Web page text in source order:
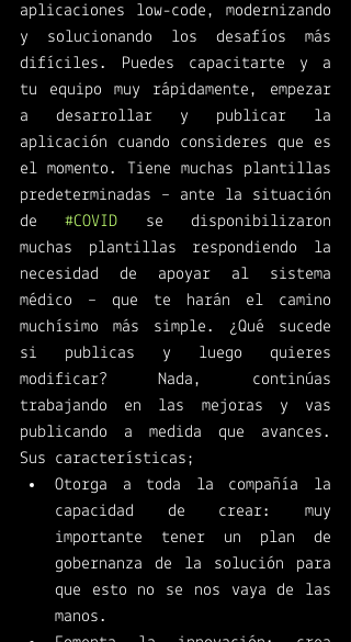
aplicaciones low-code, modernizando
y solucionando los desafíos más
difíciles. Puedes capacitarte y a
tu equipo muy rápidamente, empezar
a desarrollar y publicar la
aplicación cuando consideres que es
el momento. Tiene muchas plantillas
predeterminadas – ante la situación
de #COVID se disponibilizaron
muchas plantillas respondiendo la
necesidad de apoyar al sistema
médico – que te harán el camino
muchísimo más simple. ¿Qué sucede
si publicas y luego quieres
modificar? Nada, continúas
trabajando en las mejoras y vas
publicando a medida que avances.
Sus características;
Otorga a toda la compañía la
capacidad de crear: muy
importante tener un plan de
gobernanza de la solución para
que esto no se nos vaya de las
manos.